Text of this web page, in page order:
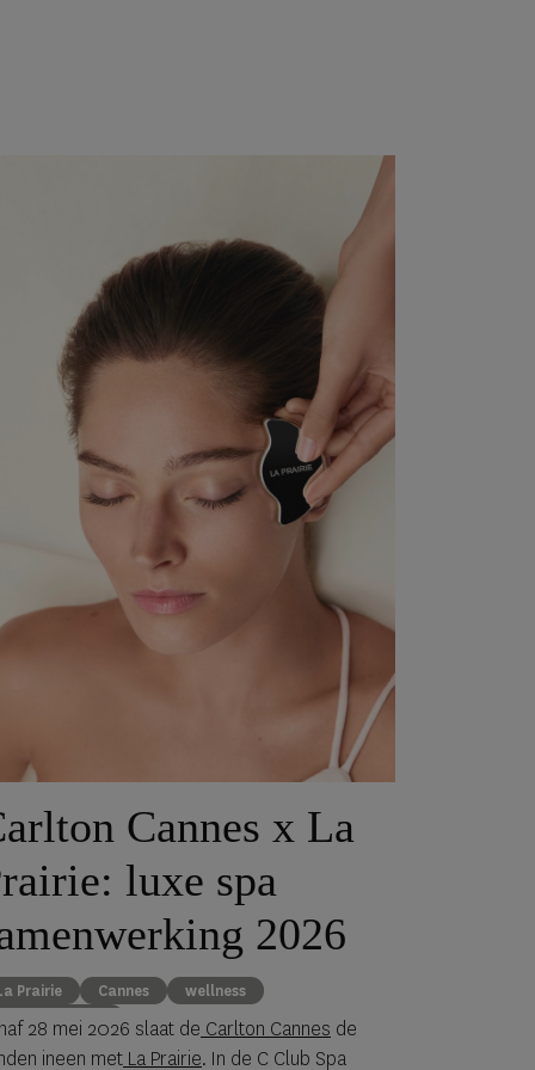
Cannes x La
luxe spa
2026
Prairie Cannes
wellness
Carlton Cannes
28 mei 2026 slaat de Carlton Cannes de
ineen met La Prairie. In de C Club Spa